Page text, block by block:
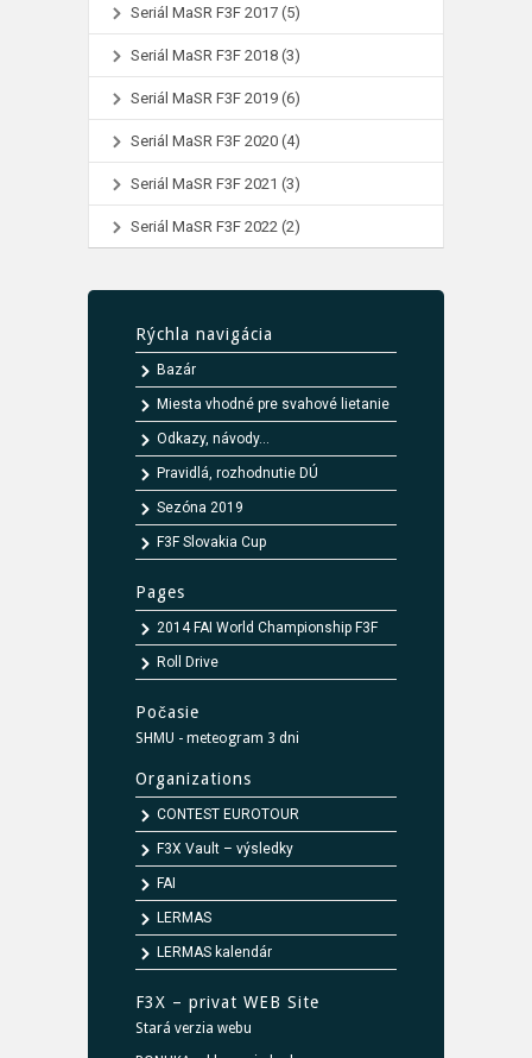
Seriál MaSR F3F 2017 (5)
Seriál MaSR F3F 2018 (3)
Seriál MaSR F3F 2019 (6)
Seriál MaSR F3F 2020 (4)
Seriál MaSR F3F 2021 (3)
Seriál MaSR F3F 2022 (2)
Rýchla navigácia
Bazár
Miesta vhodné pre svahové lietanie
Odkazy, návody...
Pravidlá, rozhodnutie DÚ
Sezóna 2019
F3F Slovakia Cup
Pages
2014 FAI World Championship F3F
Roll Drive
Počasie
SHMU - meteogram 3 dni
Organizations
CONTEST EUROTOUR
F3X Vault – výsledky
FAI
LERMAS
LERMAS kalendár
F3X – privat WEB Site
Stará verzia webu